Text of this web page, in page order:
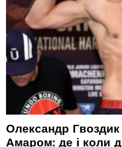
Олександр Гвоздик
Амаром: де і коли